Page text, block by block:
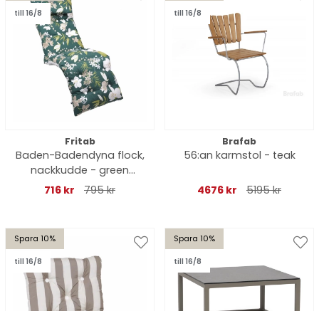
till 16/8
Fritab
Baden-Badendyna flock,
nackkudde - green
botanical
716 kr 795 kr
till 16/8
Brafab
56:an karmstol - teak
4676 kr 5195 kr
Spara 10%
till 16/8
Spara 10%
till 16/8